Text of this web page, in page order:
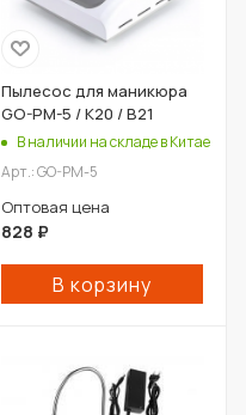
Пылесос для маникюра
GO-PM-5 / К20 / В21
В наличии на складе в Китае
Арт.: GO-PM-5
Оптовая цена
828 ₽
В корзину